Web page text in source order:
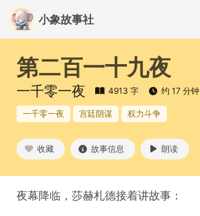
小象故事社
第二百一十九夜
一千零一夜 4913 字 约 17 分钟
一千零一夜 宫廷阴谋 权力斗争
收藏 故事信息 朗读
夜幕降临，莎赫札德接着讲故事：